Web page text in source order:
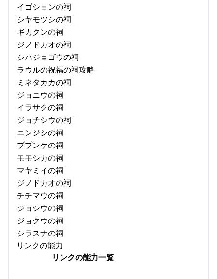
イゴションの祠
シヤモツシの祠
ギカクンの祠
ジノドカオの祠
シハジョゴウの祠
ラウルの祝福の祠攻略
ミネタカカの祠
ジョニウの祠
イラサクの祠
ジョチシウの祠
ニンジシの祠
ププンケの祠
モモシカの祠
マヤミイの祠
ジノドカオの祠
チチマウの祠
ジョシウの祠
ジョクウの祠
シラスナの祠
リンクの能力
リンクの能力一覧